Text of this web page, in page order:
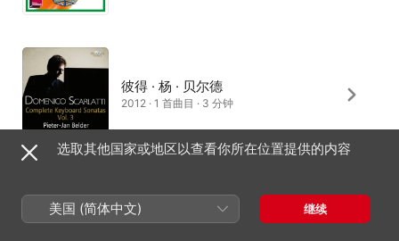
彼得 · 杨 · 贝尔德
2012 · 1 首曲目 · 3 分钟
Camila Pinto Pereira
2018 · 1 首曲目 · 1 分钟
选取其他国家或地区以查看你所在位置提供的内容
美国 (简体中文) 继续